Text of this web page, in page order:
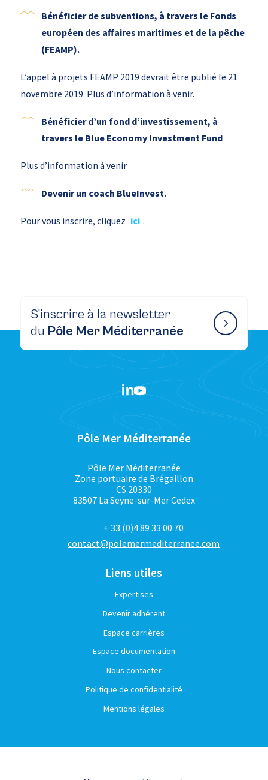
Bénéficier de subventions, à travers le Fonds
européen des affaires maritimes et de la pêche
(FEAMP).
L’appel à projets FEAMP 2019 devrait être publié le 21
novembre 2019. Plus d’information à venir.
Bénéficier d’un fond d’investissement, à
travers le Blue Economy Investment Fund
Plus d’information à venir
Devenir un coach BlueInvest.
Pour vous inscrire, cliquez ici .
S’inscrire à la newsletter
du Pôle Mer Méditerranée
Pôle Mer Méditerranée
Pôle Mer Méditerranée
Zone portuaire de Brégaillon
CS 20330
83507 La Seyne-sur-Mer Cedex
+ 33 (0)4 89 33 00 70
contact@polemermediterranee.com
Liens utiles
Expertises
Devenir adhérent
Espace carrières
Espace documentation
Nous contacter
Politique de confidentialité
Mentions légales